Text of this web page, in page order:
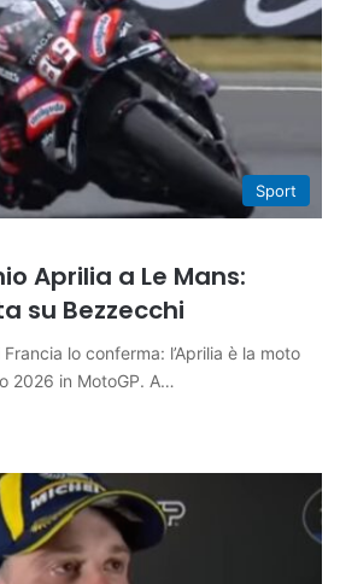
Sport
Aprilia a Le Mans:
su Bezzecchi
lo conferma: l’Aprilia è la moto
2026 in MotoGP. A…